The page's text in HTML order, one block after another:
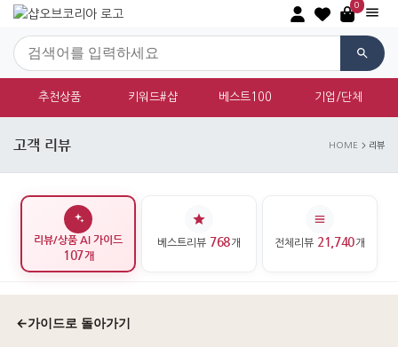
0
추천상품 키워드#샵 베스트100 기업/단체
고객 리뷰 HOME 리뷰
리뷰/상품 AI 가이드
107개
베스트리뷰 768개 전체리뷰 21,740개
←가이드로 돌아가기